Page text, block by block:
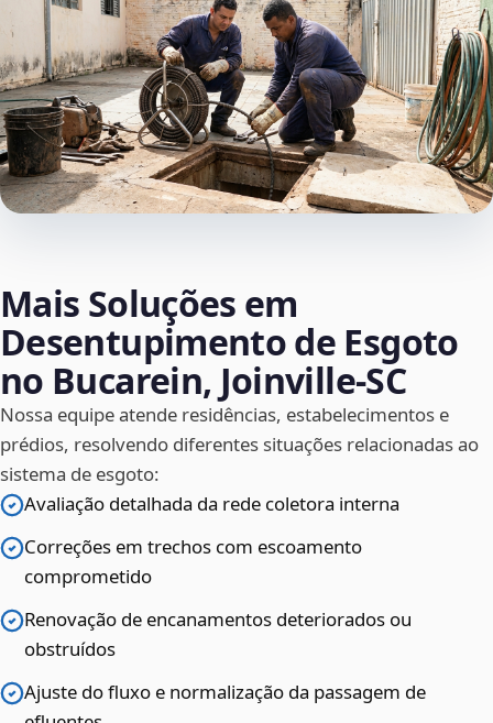
Mais Soluções em
Desentupimento de Esgoto
no Bucarein, Joinville‑SC
Nossa equipe atende residências, estabelecimentos e
prédios, resolvendo diferentes situações relacionadas ao
sistema de esgoto:
Avaliação detalhada da rede coletora interna
Correções em trechos com escoamento
comprometido
Renovação de encanamentos deteriorados ou
obstruídos
Ajuste do fluxo e normalização da passagem de